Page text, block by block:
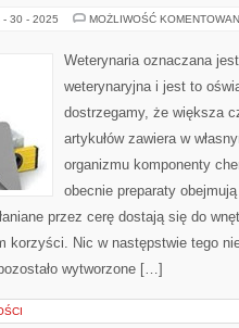
- 30 - 2025 MOŻLIWOŚĆ
Weterynaria oznaczana
weterynaryjna i jest to
dostrzegamy, że większa
artykułów zawiera w
organizmu komponenty
obecnie preparaty
przez cerę dostają się do
korzyści. Nic w następstwie tego
wytworzone […]